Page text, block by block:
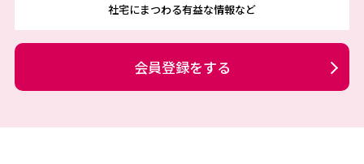
社宅にまつわる有益な情報など
会員登録をする